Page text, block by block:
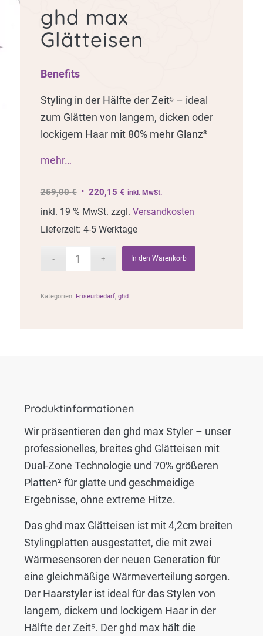
ghd max
Glätteisen
Benefits
Styling in der Hälfte der Zeit⁵ – ideal
zum Glätten von langem, dicken oder
lockigem Haar mit 80% mehr Glanz³
mehr…
259,00€ Ursprünglicher
Preis
259,00 €
220,15 €Aktueller
Preis
ist:
220,15 €.
inkl. MwSt.
inkl. 19 % MwSt. zzgl. Versandkosten
Lieferzeit: 4-5 Werktage
In den Warenkorb
Kategorien: Friseurbedarf, ghd
Produktinformationen
Wir präsentieren den ghd max Styler – unser
professionelles, breites ghd Glätteisen mit
Dual-Zone Technologie und 70% größeren
Platten² für glatte und geschmeidige
Ergebnisse, ohne extreme Hitze.
Das ghd max Glätteisen ist mit 4,2cm breiten
Stylingplatten ausgestattet, die mit zwei
Wärmesensoren der neuen Generation für
eine gleichmäßige Wärmeverteilung sorgen.
Der Haarstyler ist ideal für das Stylen von
langem, dickem und lockigem Haar in der
Hälfte der Zeit⁵. Der ghd max hält die